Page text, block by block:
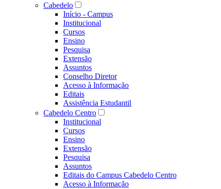
Cabedelo
Início - Campus
Institucional
Cursos
Ensino
Pesquisa
Extensão
Assuntos
Conselho Diretor
Acesso à Informação
Editais
Assistência Estudantil
Cabedelo Centro
Institucional
Cursos
Ensino
Extensão
Pesquisa
Assuntos
Editais do Campus Cabedelo Centro
Acesso à Informação